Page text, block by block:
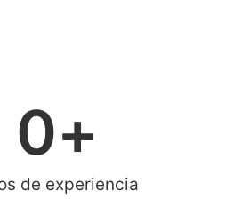
de experiencia
0+